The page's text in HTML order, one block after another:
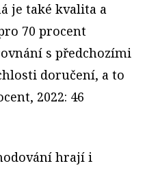
je také kvalita a
70 procent
s předchozími
doručení, a to
2022: 46
hrají i